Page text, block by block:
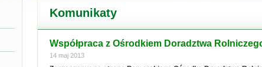
Komunikaty
Współpraca z Ośrodkiem Doradztwa
14 maj 2013